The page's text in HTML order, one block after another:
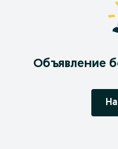
Объявление